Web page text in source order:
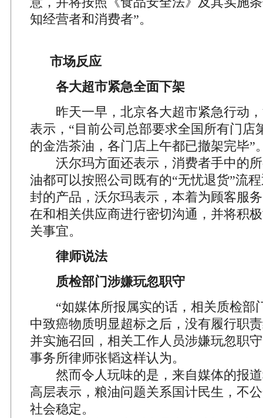
知经营者和消费者”。
市场反应
各大超市紧急全面下架
昨天一早，北京各大超市紧急行动，
表示，“目前公司总部要求全国所有门店
的金浩茶油，各门店上午都已撤架完毕”
沃尔玛方面还表示，消费者手中的所
油都可以按照公司既有的“无忧退货”流
封的产品，沃尔玛表示，本着为顾客服
在和相关供应商进行密切沟通，并将积
关事宜。
律师说法
质检部门涉嫌玩忽职守
“如媒体所报属实的话，相关质检部
中致癌物质明显超标之后，没有履行职
并实施召回，相关工作人员涉嫌玩忽职
事务所律师张韬这样认为。
然而令人玩味的是，来自媒体的报道
高层表示，粮油问题关系国计民生，不
社会稳定。